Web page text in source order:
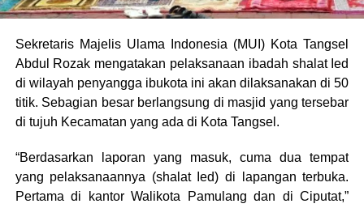
Sekretaris Majelis Ulama Indonesia (MUI) Kota Tangsel
Abdul Rozak mengatakan pelaksanaan ibadah shalat Ied
di wilayah penyangga ibukota ini akan dilaksanakan di 50
titik. Sebagian besar berlangsung di masjid yang tersebar
di tujuh Kecamatan yang ada di Kota Tangsel.
“Berdasarkan laporan yang masuk, cuma dua tempat
yang pelaksanaannya (shalat Ied) di lapangan terbuka.
Pertama di kantor Walikota Pamulang dan di Ciputat,”